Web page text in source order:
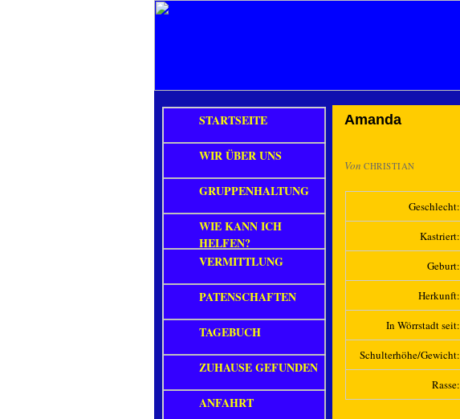
Amanda
Von CHRISTIAN
Geschlecht:
Kastriert:
Geburt:
Herkunft:
In Wörrstadt seit:
Schulterhöhe/Gewicht:
Rasse:
STARTSEITE
WIR ÜBER UNS
GRUPPENHALTUNG
WIE KANN ICH
HELFEN?
VERMITTLUNG
PATENSCHAFTEN
TAGEBUCH
ZUHAUSE GEFUNDEN
ANFAHRT